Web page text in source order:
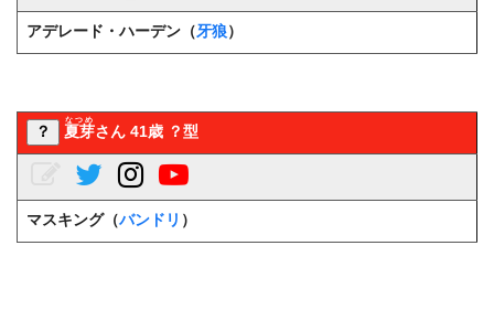
アデレード・ハーデン（牙狼）
？ 夏芽
なつめ
さん 41歳 ？型
マスキング（バンドリ ）